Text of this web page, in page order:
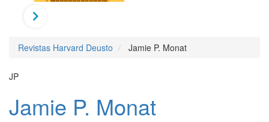
Revistas Harvard Deusto Jamie P. Monat
JP
Jamie P. Monat